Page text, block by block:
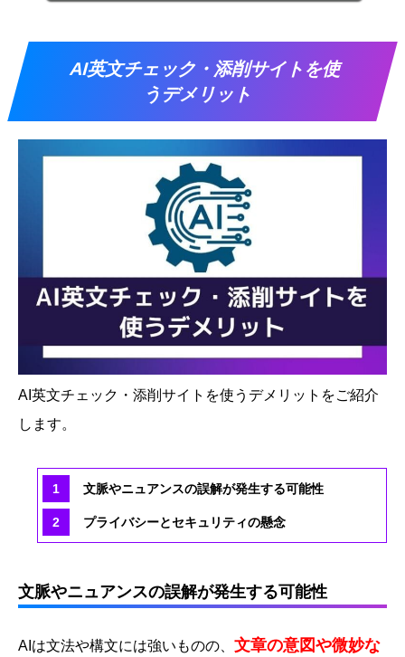
AI英文チェック・添削サイトを使
うデメリット
AI英文チェック・添削サイトを使うデメリットをご紹介
します。
文脈やニュアンスの誤解が発生する可能性
プライバシーとセキュリティの懸念
文脈やニュアンスの誤解が発生する可能性
AIは文法や構文には強いものの、 文章の意図や微妙な